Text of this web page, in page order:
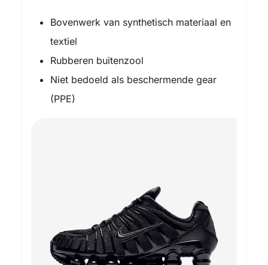
Bovenwerk van synthetisch materiaal en
textiel
Rubberen buitenzool
Niet bedoeld als beschermende gear
(PPE)